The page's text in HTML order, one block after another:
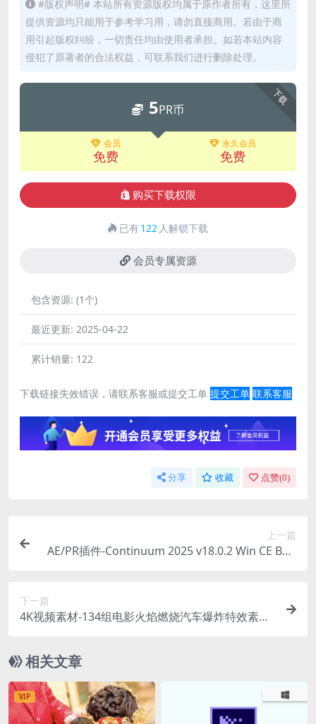
#版权声明# 本站所有资源版权均属于原作者所有，这里所
提供资源均只能用于参考学习用，请勿直接商用。若由于商
用引起版权纠纷，一切责任均由使用者承担。如若本站内容
侵犯了原著者的合法权益，可联系我们进行删除处理。
下载
5PR币
会员
免费
永久会员
免费
购买下载权限
已有122 人解锁下载
会员专属资源
包含资源: (1个)
最近更新: 2025-04-22
累计销量: 122
下载链接失效错误，请联系客服或提交工单 提交工单 联系客服
分享 收藏 点赞(0)
上一篇
AE/PR插件-Continuum 2025 v18.0.2 Win CE BCC
下一篇
4K视频素材-134组电影火焰燃烧汽车爆炸特效素材
相关文章
VIP